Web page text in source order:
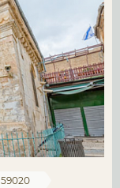
59020